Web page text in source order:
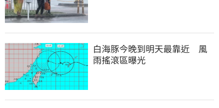
白海豚今晚到明天最靠近　風
雨搖滾區曝光